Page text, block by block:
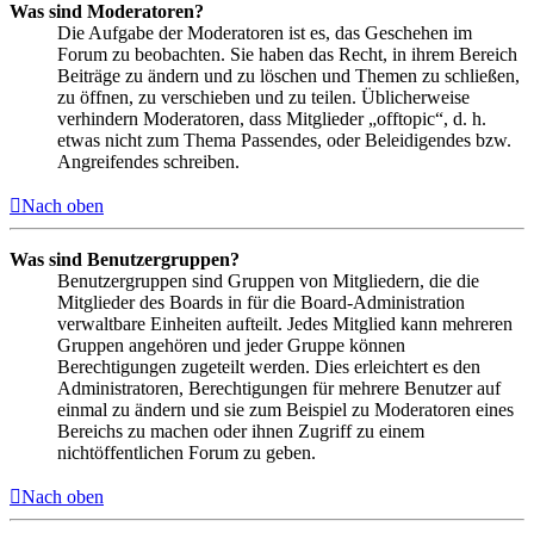
Was sind Moderatoren?
Die Aufgabe der Moderatoren ist es, das Geschehen im
Forum zu beobachten. Sie haben das Recht, in ihrem Bereich
Beiträge zu ändern und zu löschen und Themen zu schließen,
zu öffnen, zu verschieben und zu teilen. Üblicherweise
verhindern Moderatoren, dass Mitglieder „offtopic“, d. h.
etwas nicht zum Thema Passendes, oder Beleidigendes bzw.
Angreifendes schreiben.
Nach oben
Was sind Benutzergruppen?
Benutzergruppen sind Gruppen von Mitgliedern, die die
Mitglieder des Boards in für die Board-Administration
verwaltbare Einheiten aufteilt. Jedes Mitglied kann mehreren
Gruppen angehören und jeder Gruppe können
Berechtigungen zugeteilt werden. Dies erleichtert es den
Administratoren, Berechtigungen für mehrere Benutzer auf
einmal zu ändern und sie zum Beispiel zu Moderatoren eines
Bereichs zu machen oder ihnen Zugriff zu einem
nichtöffentlichen Forum zu geben.
Nach oben